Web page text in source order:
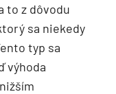
to z dôvodu
sa niekedy
typ sa
výhoda